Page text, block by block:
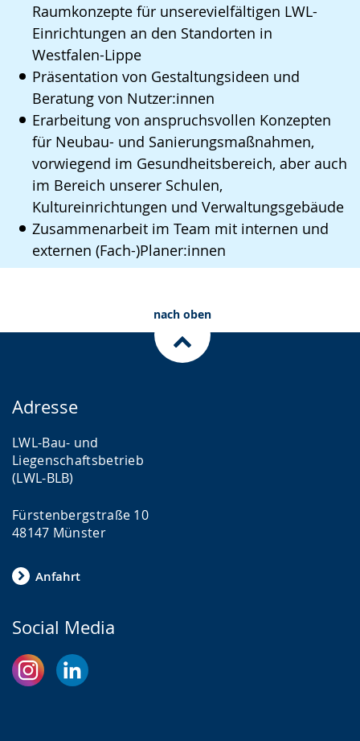
Raumkonzepte für unserevielfältigen LWL-
Einrichtungen an den Standorten in
Westfalen-Lippe
Präsentation von Gestaltungsideen und
Beratung von Nutzer:innen
Erarbeitung von anspruchsvollen Konzepten
für Neubau- und Sanierungsmaßnahmen,
vorwiegend im Gesundheitsbereich, aber auch
im Bereich unserer Schulen,
Kultureinrichtungen und Verwaltungsgebäude
Zusammenarbeit im Team mit internen und
externen (Fach-)Planer:innen
nach oben
Adresse
LWL-Bau- und
Liegenschaftsbetrieb
(LWL-BLB)
Fürstenbergstraße 10
48147 Münster
Anfahrt
Social Media